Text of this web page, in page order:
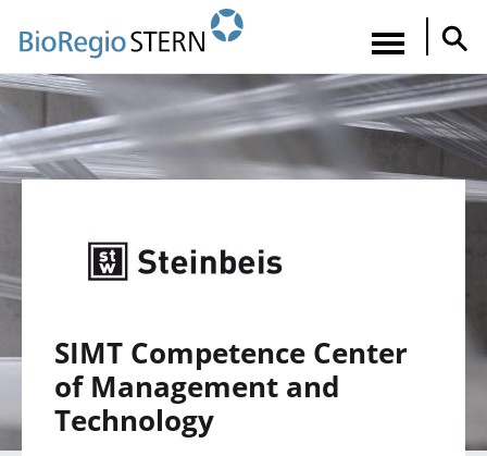
zum
Inhalt
SIMT Competence Center
of Management and
Technology